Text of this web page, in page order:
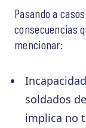
Pasando a
consecuencias
mencionar:
soldados
implica no